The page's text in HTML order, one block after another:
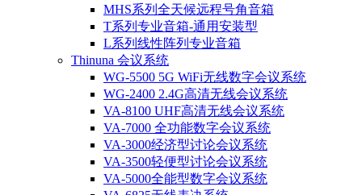
MHS系列全天候远程号角音箱
T系列专业音箱-通用安装型
L系列线性阵列专业音箱
Thinuna 会议系统
WG-5500 5G WiFi无线数字会议系统
WG-2400 2.4G高清无线会议系统
VA-8100 UHF高清无线会议系统
VA-7000 全功能数字会议系统
VA-3000经济型讨论会议系统
VA-3500轻便型讨论会议系统
VA-5000全能型数字会议系统